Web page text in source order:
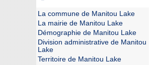
La commune de Manitou Lake
La mairie de Manitou Lake
Démographie de Manitou Lake
Division administrative de Manitou
Lake
Territoire de Manitou Lake